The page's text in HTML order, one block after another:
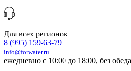
Для всех регионов
8 (995) 159-63-79
info@forwater.ru
ежедневно с 10:00 до 18:00, без обеда